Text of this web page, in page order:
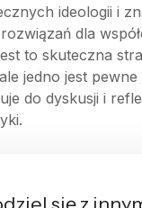
ideologii i
dla
to skuteczna
jedno jest pewne
do dyskusji i
się z